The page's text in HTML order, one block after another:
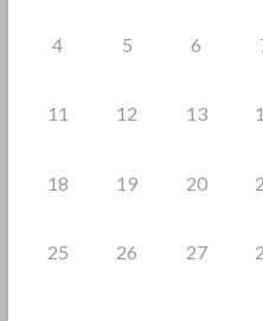
4 5 6
11 12 13
18 19 20
25 26 27